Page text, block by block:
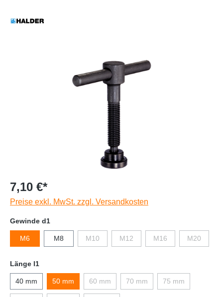
7,10 €*
Preise exkl. MwSt. zzgl. Versandkosten
Gewinde d1
M6 M8 M10 M12 M16 M20
Länge l1
40 mm 50 mm 60 mm 70 mm 75 mm